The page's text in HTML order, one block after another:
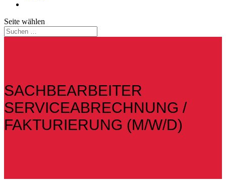
Seite wählen
SACHBEARBEITER
SERVICEABRECHNUNG /
FAKTURIERUNG (M/W/D)